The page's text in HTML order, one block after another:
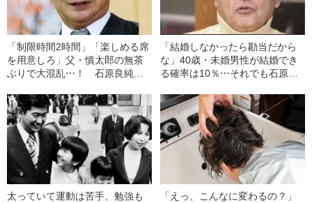
「制限時間2時間」「楽しめる席
を用意しろ」父・慎太郎の無茶
ぶりで大混乱⋯！ 石原良純
舞台裏」
「結婚しなかったら勘当だから
な」40歳・未婚男性が結婚でき
る確率は10％⋯それでも石原良
婚できたワケ
太っていて運動は苦手、勉強も
「えっ、こんなに変わるの？」